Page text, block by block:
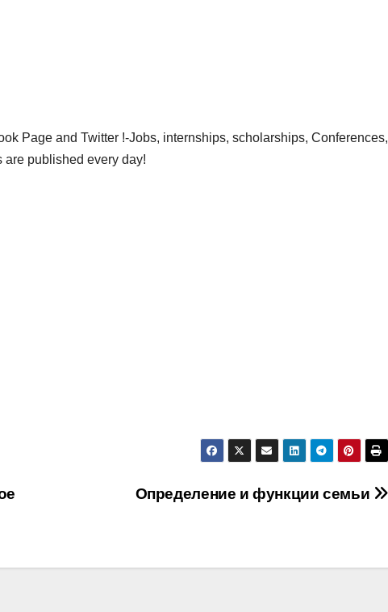
Page and Twitter !-Jobs, internships, scholarships, Conferences,
are published every day!
Определение и функции семьи